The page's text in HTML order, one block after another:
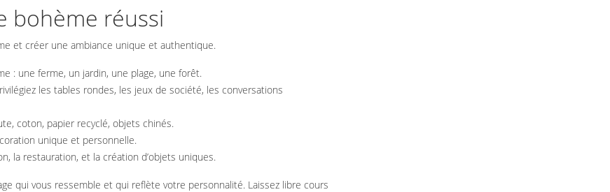
bohème réussi
et créer une ambiance unique et authentique.
: une ferme, un jardin, une plage, une forêt.
les tables rondes, les jeux de société, les conversations
coton, papier recyclé, objets chinés.
unique et personnelle.
la restauration, et la création d’objets uniques.
qui vous ressemble et qui reflète votre personnalité. Laissez libre cours